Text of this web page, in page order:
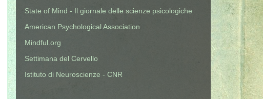
State of Mind - Il giornale delle scienze psicologiche
American Psychological Association
Mindful.org
Settimana del Cervello
Istituto di Neuroscienze - CNR